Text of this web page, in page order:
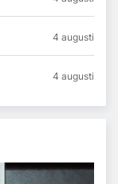
4 augusti
4 augusti